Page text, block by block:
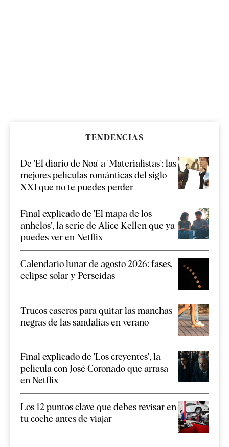
TENDENCIAS
De 'El diario de Noa' a 'Materialistas': las
mejores películas románticas del siglo
XXI que no te puedes perder
Final explicado de 'El mapa de los
anhelos', la serie de Alice Kellen que ya
puedes ver en Netflix
Calendario lunar de agosto 2026: fases,
eclipse solar y Perseidas
Trucos caseros para quitar las manchas
negras de las sandalias en verano
Final explicado de 'Los creyentes', la
película con José Coronado que arrasa
en Netflix
Los 12 puntos clave que debes revisar en
tu coche antes de viajar